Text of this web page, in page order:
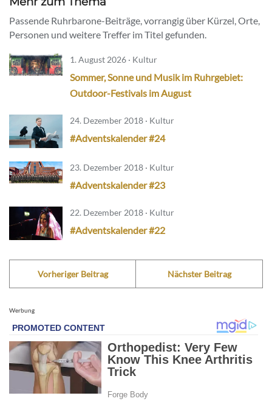
Passende Ruhrbarone-Beiträge, vorrangig über Kürzel, Orte,
Personen und weitere Treffer im Titel gefunden.
1. August 2026 · Kultur
Sommer, Sonne und Musik im Ruhrgebiet:
Outdoor-Festivals im August
24. Dezember 2018 · Kultur
#Adventskalender #24
23. Dezember 2018 · Kultur
#Adventskalender #23
22. Dezember 2018 · Kultur
#Adventskalender #22
Vorheriger Beitrag Nächster Beitrag
Werbung